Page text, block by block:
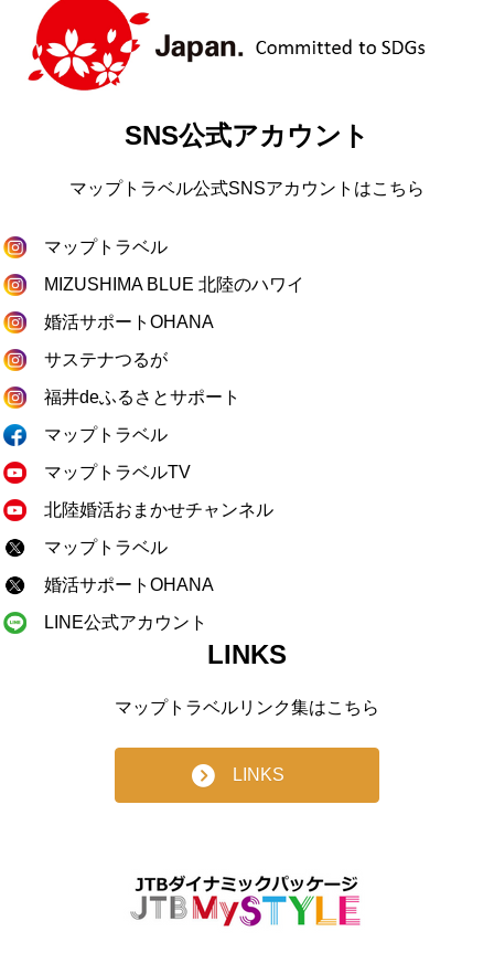
SNS公式アカウント
マップトラベル公式SNSアカウントはこちら
マップトラベル
MIZUSHIMA BLUE 北陸のハワイ
婚活サポートOHANA
サステナつるが
福井deふるさとサポート
マップトラベル
マップトラベルTV
北陸婚活おまかせチャンネル
マップトラベル
婚活サポートOHANA
LINE公式アカウント
LINKS
マップトラベルリンク集はこちら
LINKS